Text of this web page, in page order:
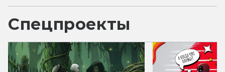
Спецпроекты